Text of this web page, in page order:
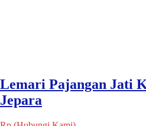
Lemari Pajangan Jati
Jepara